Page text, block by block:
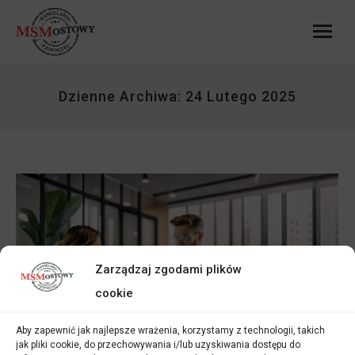
Zarządzaj zgodami plików
cookie
Aby zapewnić jak najlepsze wrażenia, korzystamy z technologii, takich
jak pliki cookie, do przechowywania i/lub uzyskiwania dostępu do
Dzienne Archiwa: 24 Lutego 2025